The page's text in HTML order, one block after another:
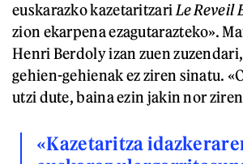
euskarazko kazetaritzari Le Reveil
zion ekarpena ezagutarazteko».
Henri Berdoly izan zuen
gehien-gehienak ez ziren sinatu.
utzi dute, baina ezin jakin nor
«Kazetaritza